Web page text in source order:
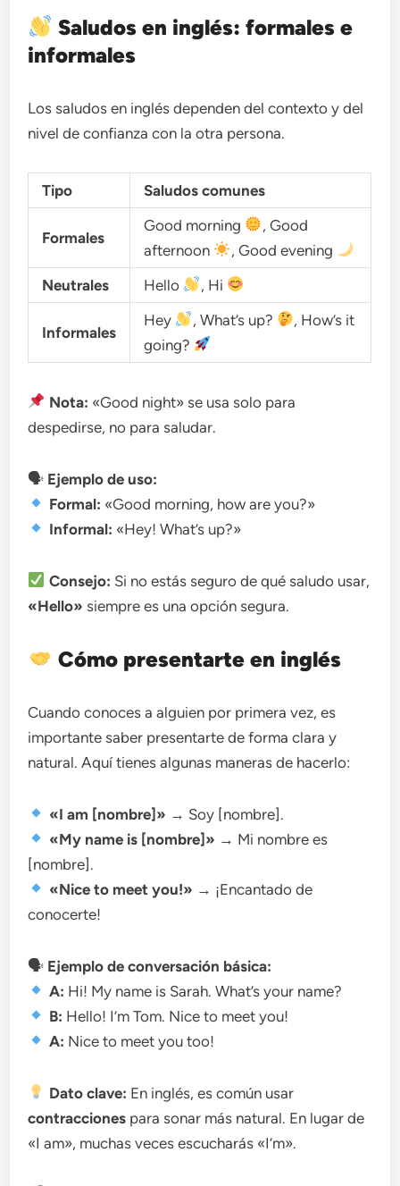
Saludos en inglés: formales e
informales
Los saludos en inglés dependen del contexto y del
nivel de confianza con la otra persona.
Tipo Saludos comunes
Formales
Good morning
, Good
afternoon
, Good evening
Neutrales
Hello , Hi
Informales
Hey , What’s up?
, How’s it
going?
Nota: «Good night» se usa solo para
despedirse, no para saludar.
🗣 Ejemplo de uso:
Formal: «Good morning, how are you?»
Informal: «Hey! What’s up?»
Consejo: Si no estás seguro de qué saludo usar,
«Hello» siempre es una opción segura.
Cómo presentarte en inglés
Cuando conoces a alguien por primera vez, es
importante saber presentarte de forma clara y
natural. Aquí tienes algunas maneras de hacerlo:
«I am [nombre]» → Soy [nombre].
«My name is [nombre]» → Mi nombre es
[nombre].
«Nice to meet you!» → ¡Encantado de
conocerte!
🗣 Ejemplo de conversación básica:
A: Hi! My name is Sarah. What’s your name?
B: Hello! I’m Tom. Nice to meet you!
A: Nice to meet you too!
Dato clave: En inglés, es común usar
contracciones para sonar más natural. En lugar de
«I am», muchas veces escucharás «I’m».